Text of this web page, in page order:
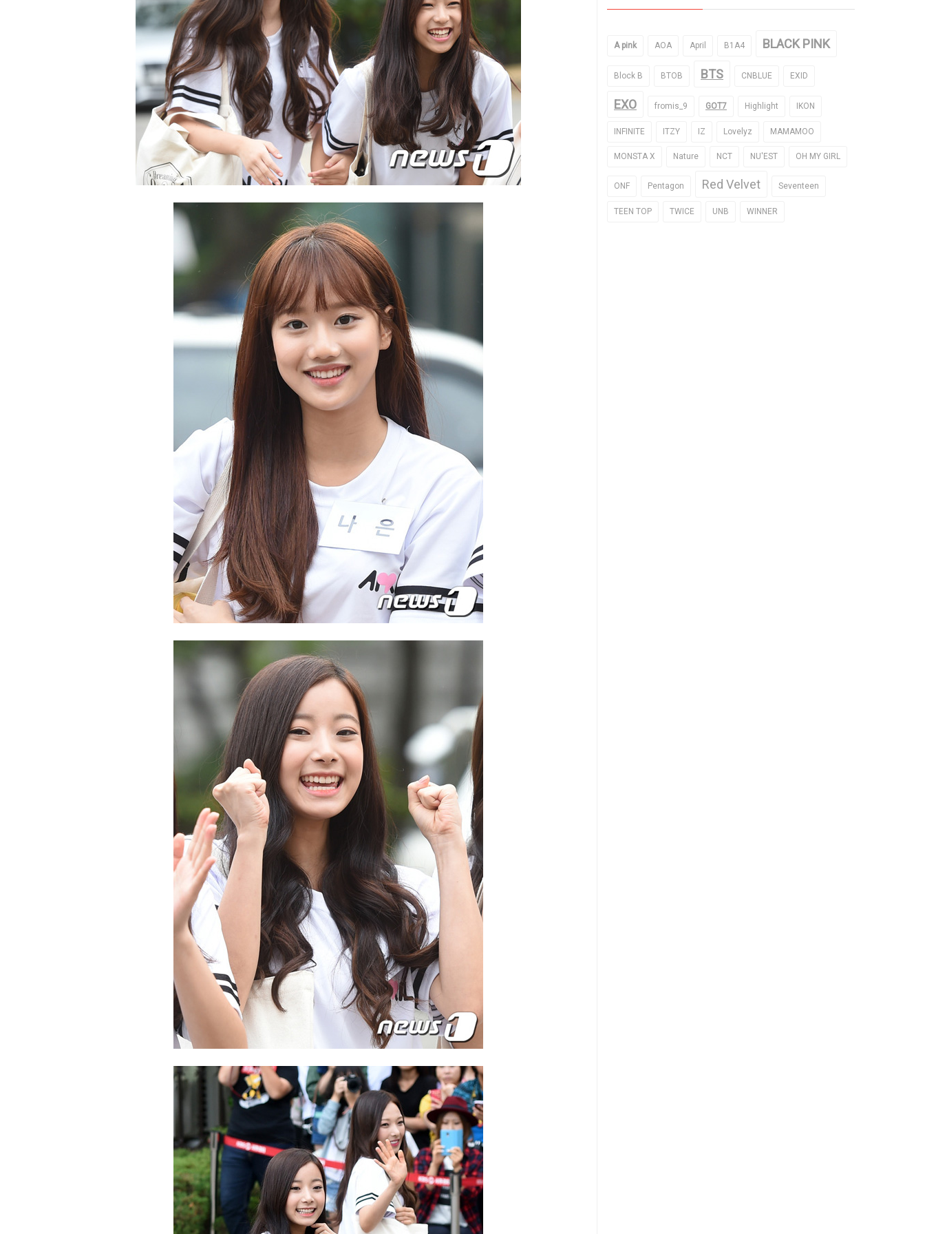
A pink AOA April B1A4 BLACK PINK
Block B BTOB BTS CNBLUE EXID
EXO fromis_9 GOT7 Highlight IKON
INFINITE ITZY IZ Lovelyz MAMAMOO
MONSTA X Nature NCT NU'EST OH MY GIRL
ONF Pentagon Red Velvet Seventeen
TEEN TOP TWICE UNB WINNER